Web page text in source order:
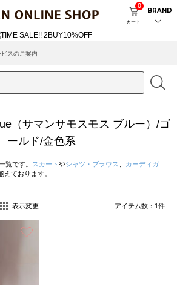
カート
0
BRAND
スのご案内
（サマンサモスモス ブルー）/ゴ
ールド/金色系
覧です。 スカート やシャツ・ブラウス
カーディガ
ております。
表示変更 アイテム数： 1件